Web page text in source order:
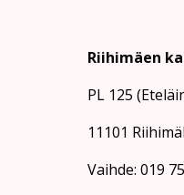
Riihimäen
PL 125
11101
Vaihde: 019